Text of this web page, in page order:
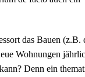
das Bauen (z.B.
Wohnungen
Denn ein